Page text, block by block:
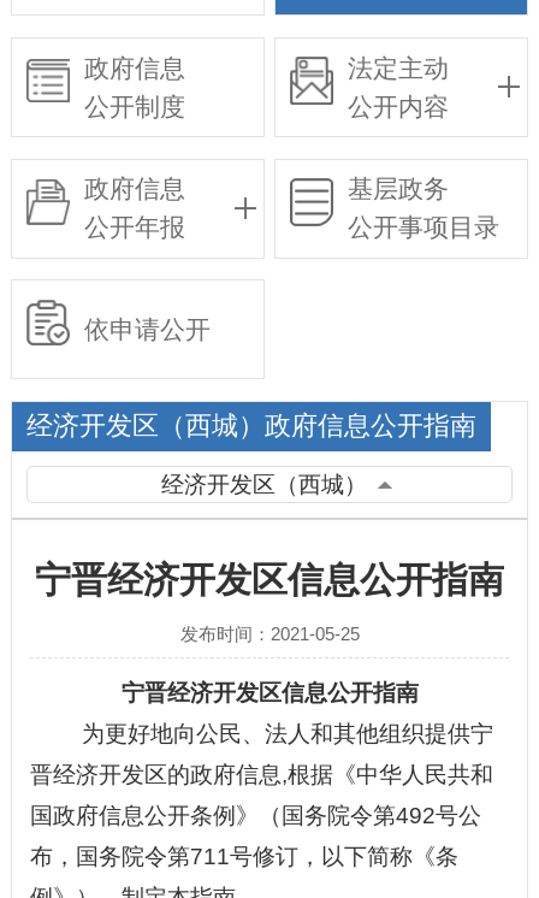
政府信息
公开制度
法定主动
公开内容
政府信息
公开年报
基层政务
公开事项目录
依申请公开
经济开发区（西城）政府信息公开指南
经济开发区（西城）
宁晋经济开发区信息公开指南
发布时间：2021-05-25
宁晋经济开发区信息公开指南
为更好地向公民、法人和其他组织提供宁
晋经济开发区的政府信息,根据《中华人民共和
国政府信息公开条例》（国务院令第492号公
布，国务院令第711号修订，以下简称《条